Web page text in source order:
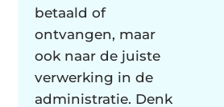
betaald of
ontvangen, maar
ook naar de juiste
verwerking in de
administratie. Denk